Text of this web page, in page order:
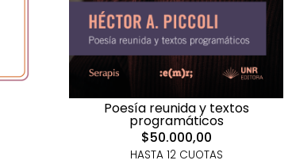
Poesía reunida y textos
programáticos
$50.000,00
HASTA 12 CUOTAS